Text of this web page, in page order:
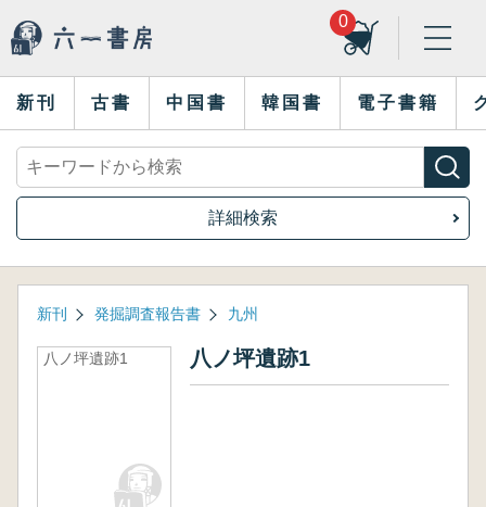
0
新刊 古書 中国書 韓国書 電子書籍
詳細検索
新刊 発掘調査報告書 九州
八ノ坪遺跡1 八ノ坪遺跡1